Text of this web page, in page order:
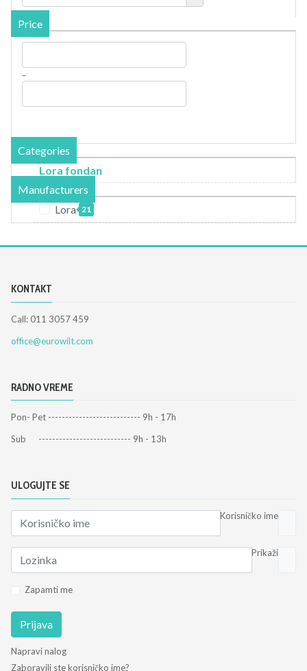
Price
-
Categories
Lora fondan
Manufacturers
Lora 21
KONTAKT
Call: 011 3057 459
office@eurowilt.com
RADNO VREME
Pon- Pet --------------------------- 9h - 17h
Sub --------------------------- 9h - 13h
ULOGUJTE SE
Korisničko ime
Prikaži
Zapamti me
Prijava
Napravi nalog
Zaboravili ste korisničko ime?